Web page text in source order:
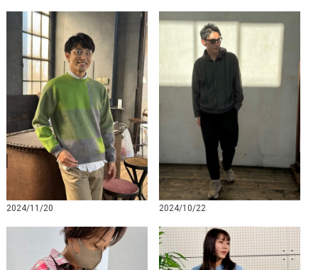
2024/11/20 2024/10/22